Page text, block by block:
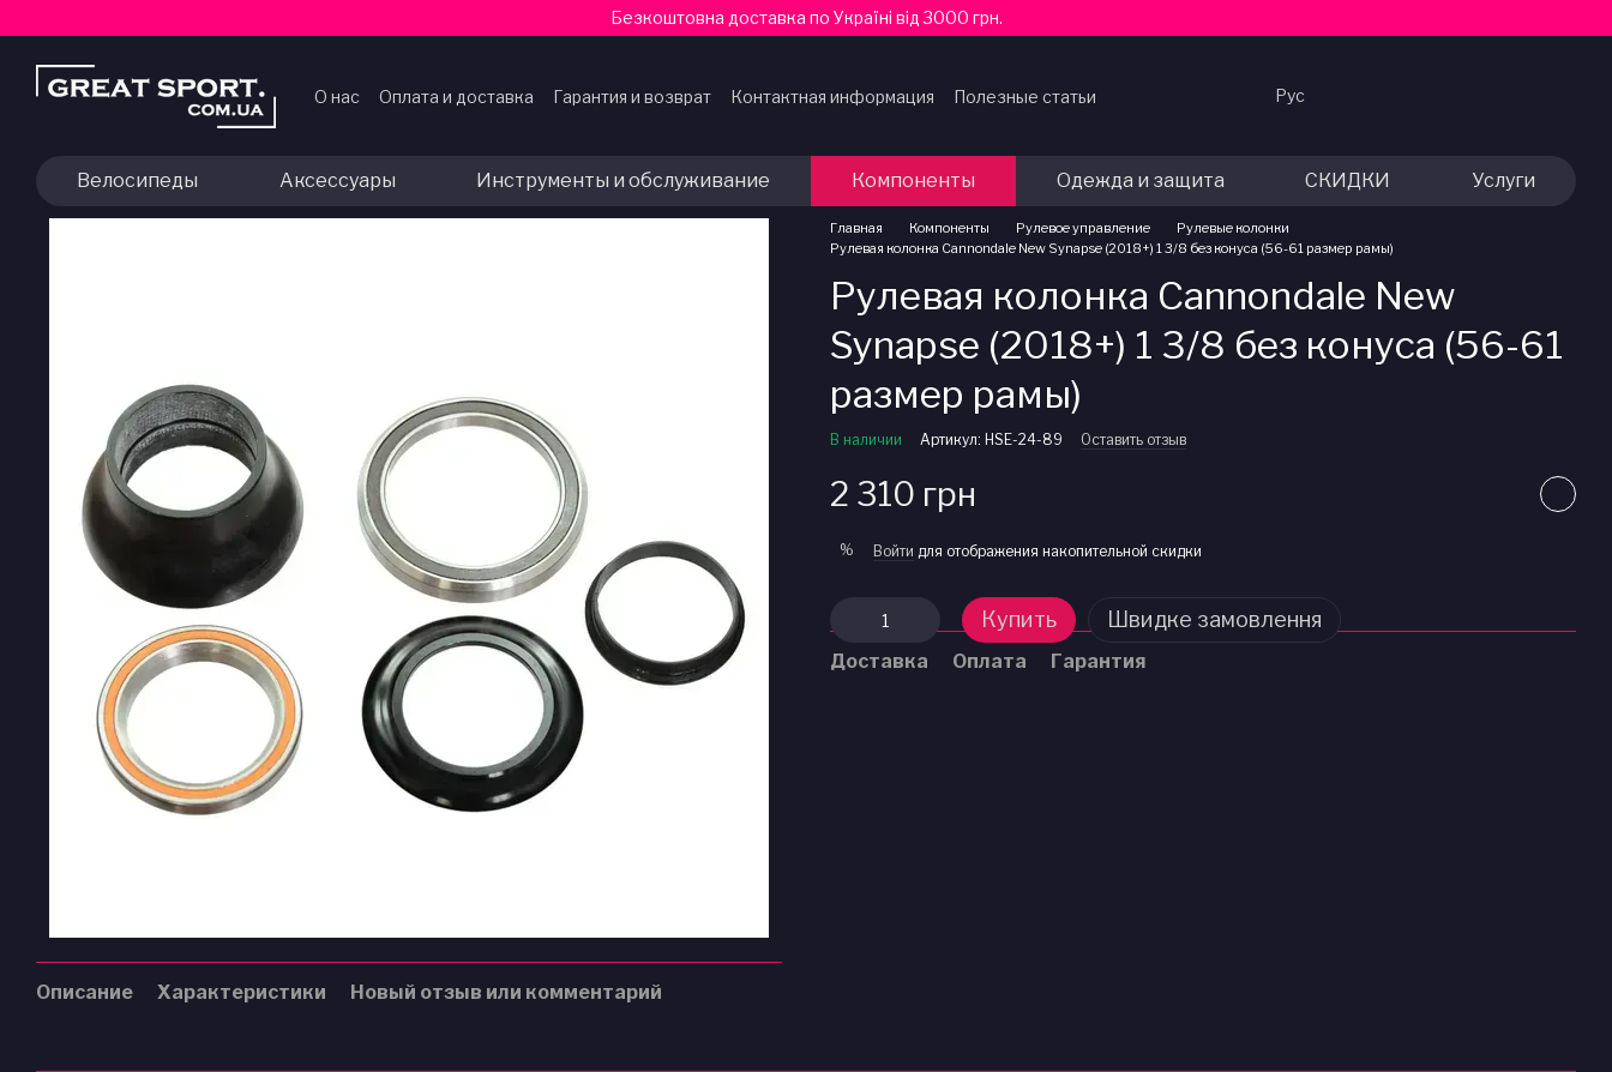
Безкоштовна доставка по Україні від 3000 грн.
О нас Оплата и доставка Гарантия и возврат Контактная информация
Полезные статьи
Рус
Велосипеды Аксессуары Инструменты и обслуживание Компоненты Одежда и защита СКИДКИ Услуги
Описание Характеристики Новый отзыв или комментарий
Главная Компоненты Рулевое управление
Рулевые колонки
Рулевая колонка Cannondale New Synapse (2018+) 1 3/8 без конуса (56-61 размер рамы)
Рулевая колонка Cannondale New
Synapse (2018+) 1 3/8 без конуса (56-61
размер рамы)
В наличии Артикул: HSE-24-89 Оставить отзыв
2 310 грн
% Войти для отображения накопительной скидки
Купить Швидке замовлення
Доставка Оплата Гарантия